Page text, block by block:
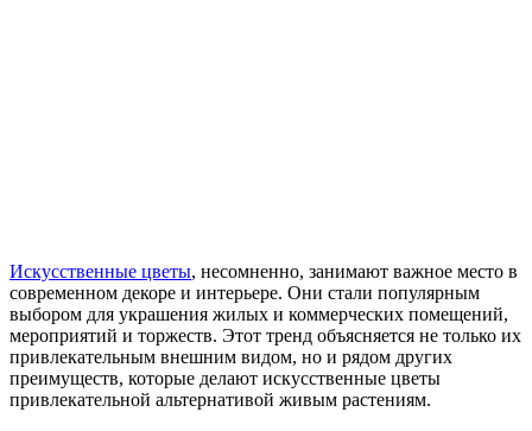
Искусственные цветы, несомненно, занимают важное место в
современном декоре и интерьере. Они стали популярным
выбором для украшения жилых и коммерческих помещений,
мероприятий и торжеств. Этот тренд объясняется не только их
привлекательным внешним видом, но и рядом других
преимуществ, которые делают искусственные цветы
привлекательной альтернативой живым растениям.